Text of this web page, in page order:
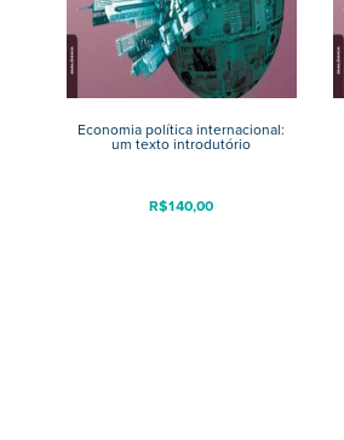
Economia política internacional:
um texto introdutório
R$140,00